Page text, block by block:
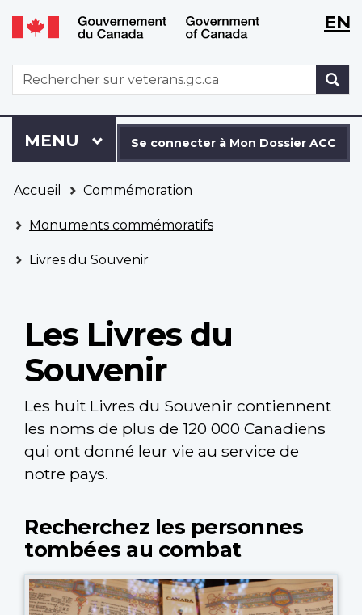
Aller
au
principal
Passer
à
version
HTML
simplifiée
WxT
WxTEN
WxT
Search
form
connecter
à
Dossier
ACC
Se connecter à Mon Dossier ACC
Menu
MENU PRINCIPAL
êtes
ici
Accueil Commémoration
Monuments commémoratifs
Livres du Souvenir
Les Livres du
Souvenir
Les huit Livres du Souvenir contiennent
les noms de plus de 120 000 Canadiens
qui ont donné leur vie au service de
notre pays.
Recherchez les personnes
tombées au combat